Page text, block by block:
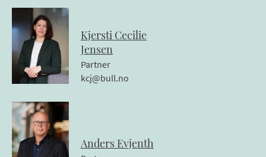
Kjersti Cecilie
Jensen
Partner
kcj@bull.no
Anders Evjenth